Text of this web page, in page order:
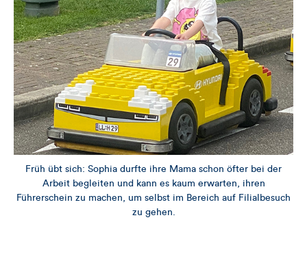
Früh übt sich: Sophia durfte ihre Mama schon öfter bei der
Arbeit begleiten und kann es kaum erwarten, ihren
Führerschein zu machen, um selbst im Bereich auf Filialbesuch
zu gehen.